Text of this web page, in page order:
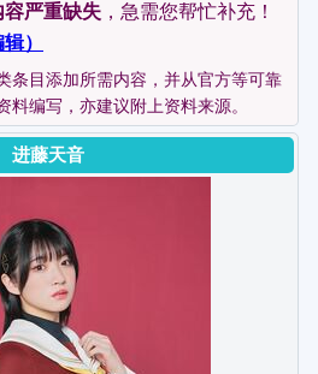
容严重缺失 ，急需您帮忙补充！
）
条目添加所需内容，并从官方等可靠
料编写，亦建议附上资料来源。
进藤天音